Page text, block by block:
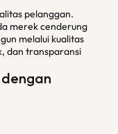
pelanggan.
merek cenderung
melalui kualitas
dan transparansi